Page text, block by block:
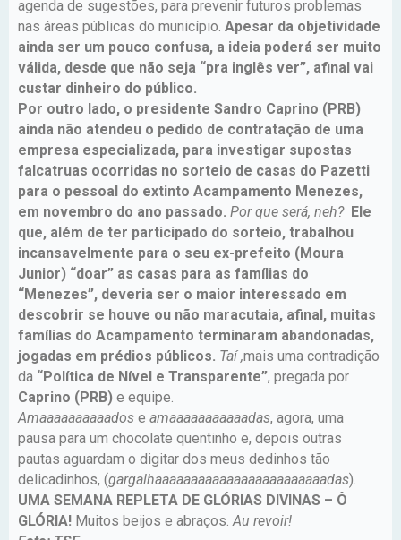
agenda de sugestões, para prevenir futuros problemas
nas áreas públicas do município. Apesar da objetividade
ainda ser um pouco confusa, a ideia poderá ser muito
válida, desde que não seja “pra inglês ver”, afinal vai
custar dinheiro do público.
Por outro lado, o presidente Sandro Caprino (PRB)
ainda não atendeu o pedido de contratação de uma
empresa especializada, para investigar supostas
falcatruas ocorridas no sorteio de casas do Pazetti
para o pessoal do extinto Acampamento Menezes,
em novembro do ano passado. Por que será, neh? Ele
que, além de ter participado do sorteio, trabalhou
incansavelmente para o seu ex-prefeito (Moura
Junior) “doar” as casas para as famílias do
“Menezes”, deveria ser o maior interessado em
descobrir se houve ou não maracutaia, afinal, muitas
famílias do Acampamento terminaram abandonadas,
jogadas em prédios públicos. Taí ,mais uma contradição
da “Política de Nível e Transparente”, pregada por
Caprino (PRB) e equipe.
Amaaaaaaaaaados e amaaaaaaaaaaadas, agora, uma
pausa para um chocolate quentinho e, depois outras
pautas aguardam o digitar dos meus dedinhos tão
delicadinhos, (gargalhaaaaaaaaaaaaaaaaaaaaaaaadas).
UMA SEMANA REPLETA DE GLÓRIAS DIVINAS – Ô
GLÓRIA! Muitos beijos e abraços.Au revoir!